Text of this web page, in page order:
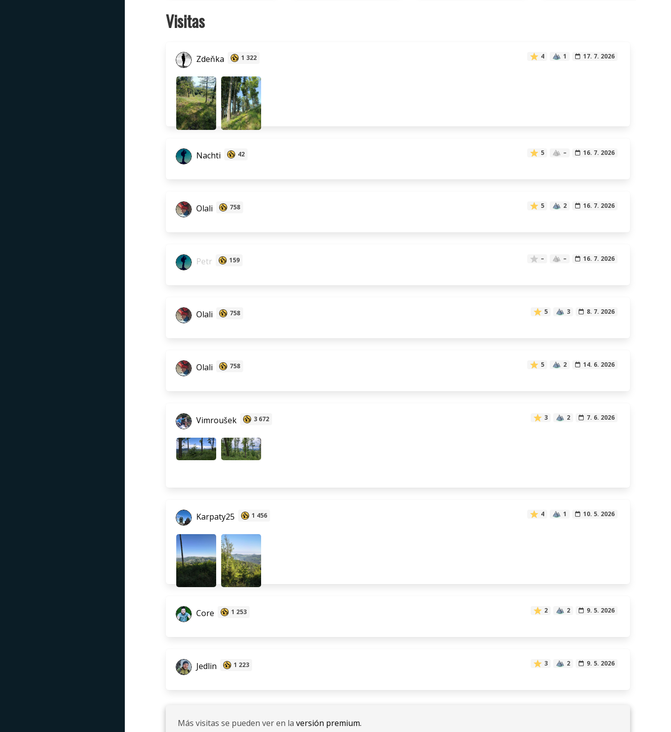
Visitas
Zdeňka 1 322 4 1 17. 7. 2026
Nachti 42 5 – 16. 7. 2026
Olali 758 5 2 16. 7. 2026
Petr 159 – – 16. 7. 2026
Olali 758 5 3 8. 7. 2026
Olali 758 5 2 14. 6. 2026
Vimroušek 3 672 3 2 7. 6. 2026
Karpaty25 1 456 4 1 10. 5. 2026
Core 1 253 2 2 9. 5. 2026
Jedlin 1 223 3 2 9. 5. 2026
Más visitas se pueden ver en la versión premium.